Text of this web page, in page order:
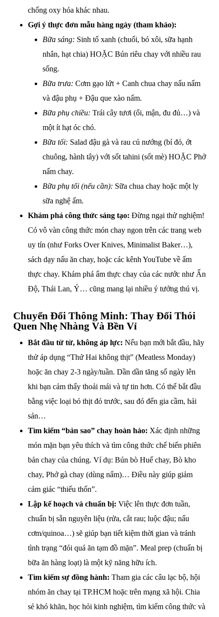
chống oxy hóa khác nhau.
Gợi ý thực đơn mẫu hàng ngày (tham khảo):
Bữa sáng: Sinh tố xanh (chuối, bó xôi, sữa hạnh
nhân, hạt chia) HOẶC Bún riêu chay với nhiều rau
sống.
Bữa trưa: Cơm gạo lứt + Canh chua chay nấu nấm
và đậu phụ + Đậu que xào nấm.
Bữa phụ chiều: Trái cây tươi (ổi, mận, đu đủ…) và
một ít hạt óc chó.
Bữa tối: Salad đậu gà và rau củ nướng (bí đỏ, ớt
chuông, hành tây) với sốt tahini (sốt mè) HOẶC Phở
nấm chay.
Bữa phụ tối (nếu cần): Sữa chua chay hoặc một ly
sữa nghệ ấm.
Khám phá công thức sáng tạo: Đừng ngại thử nghiệm!
Có vô vàn công thức món chay ngon trên các trang web
uy tín (như Forks Over Knives, Minimalist Baker…),
sách dạy nấu ăn chay, hoặc các kênh YouTube về ẩm
thực chay. Khám phá ẩm thực chay của các nước như Ấn
Độ, Thái Lan, Ý… cũng mang lại nhiều ý tưởng thú vị.
Chuyển Đổi Thông Minh: Thay Đổi Thói
Quen Nhẹ Nhàng Và Bền Vỉ
Bắt đầu từ từ, không áp lực: Nếu bạn mới bắt đầu, hãy
thử áp dụng “Thứ Hai không thịt” (Meatless Monday)
hoặc ăn chay 2-3 ngày/tuần. Dần dần tăng số ngày lên
khi bạn cảm thấy thoải mái và tự tin hơn. Có thể bắt đầu
bằng việc loại bỏ thịt đỏ trước, sau đó đến gia cầm, hải
sản…
Tìm kiếm “bản sao” chay hoàn hảo: Xác định những
món mặn bạn yêu thích và tìm công thức chế biến phiên
bản chay của chúng. Ví dụ: Bún bò Huế chay, Bò kho
chay, Phở gà chay (dùng nấm)… Điều này giúp giảm
cảm giác “thiếu thốn”.
Lập kế hoạch và chuẩn bị: Việc lên thực đơn tuần,
chuẩn bị sẵn nguyên liệu (rửa, cắt rau; luộc đậu; nấu
cơm/quinoa…) sẽ giúp bạn tiết kiệm thời gian và tránh
tình trạng “đói quá ăn tạm đồ mặn”. Meal prep (chuẩn bị
bữa ăn hàng loạt) là một kỹ năng hữu ích.
Tìm kiếm sự đồng hành: Tham gia các câu lạc bộ, hội
nhóm ăn chay tại TP.HCM hoặc trên mạng xã hội. Chia
sẻ khó khăn, học hỏi kinh nghiệm, tìm kiếm công thức và